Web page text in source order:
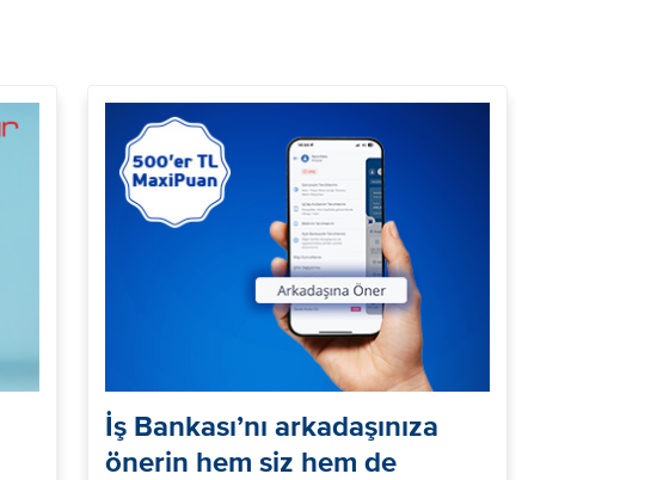
İş Bankası’nı arkadaşınıza
önerin hem siz hem de